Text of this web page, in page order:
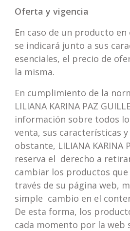
Oferta y vigencia
En caso de un producto
se indicará junto a sus
esenciales, el precio de
la misma.
En cumplimiento de la
LILIANA KARINA PAZ
información sobre todos
venta, sus características
obstante, LILIANA KARINA
reserva el derecho a
cambiar los productos que
través de su página web,
simple cambio en el
De esta forma, los
cada momento por la web